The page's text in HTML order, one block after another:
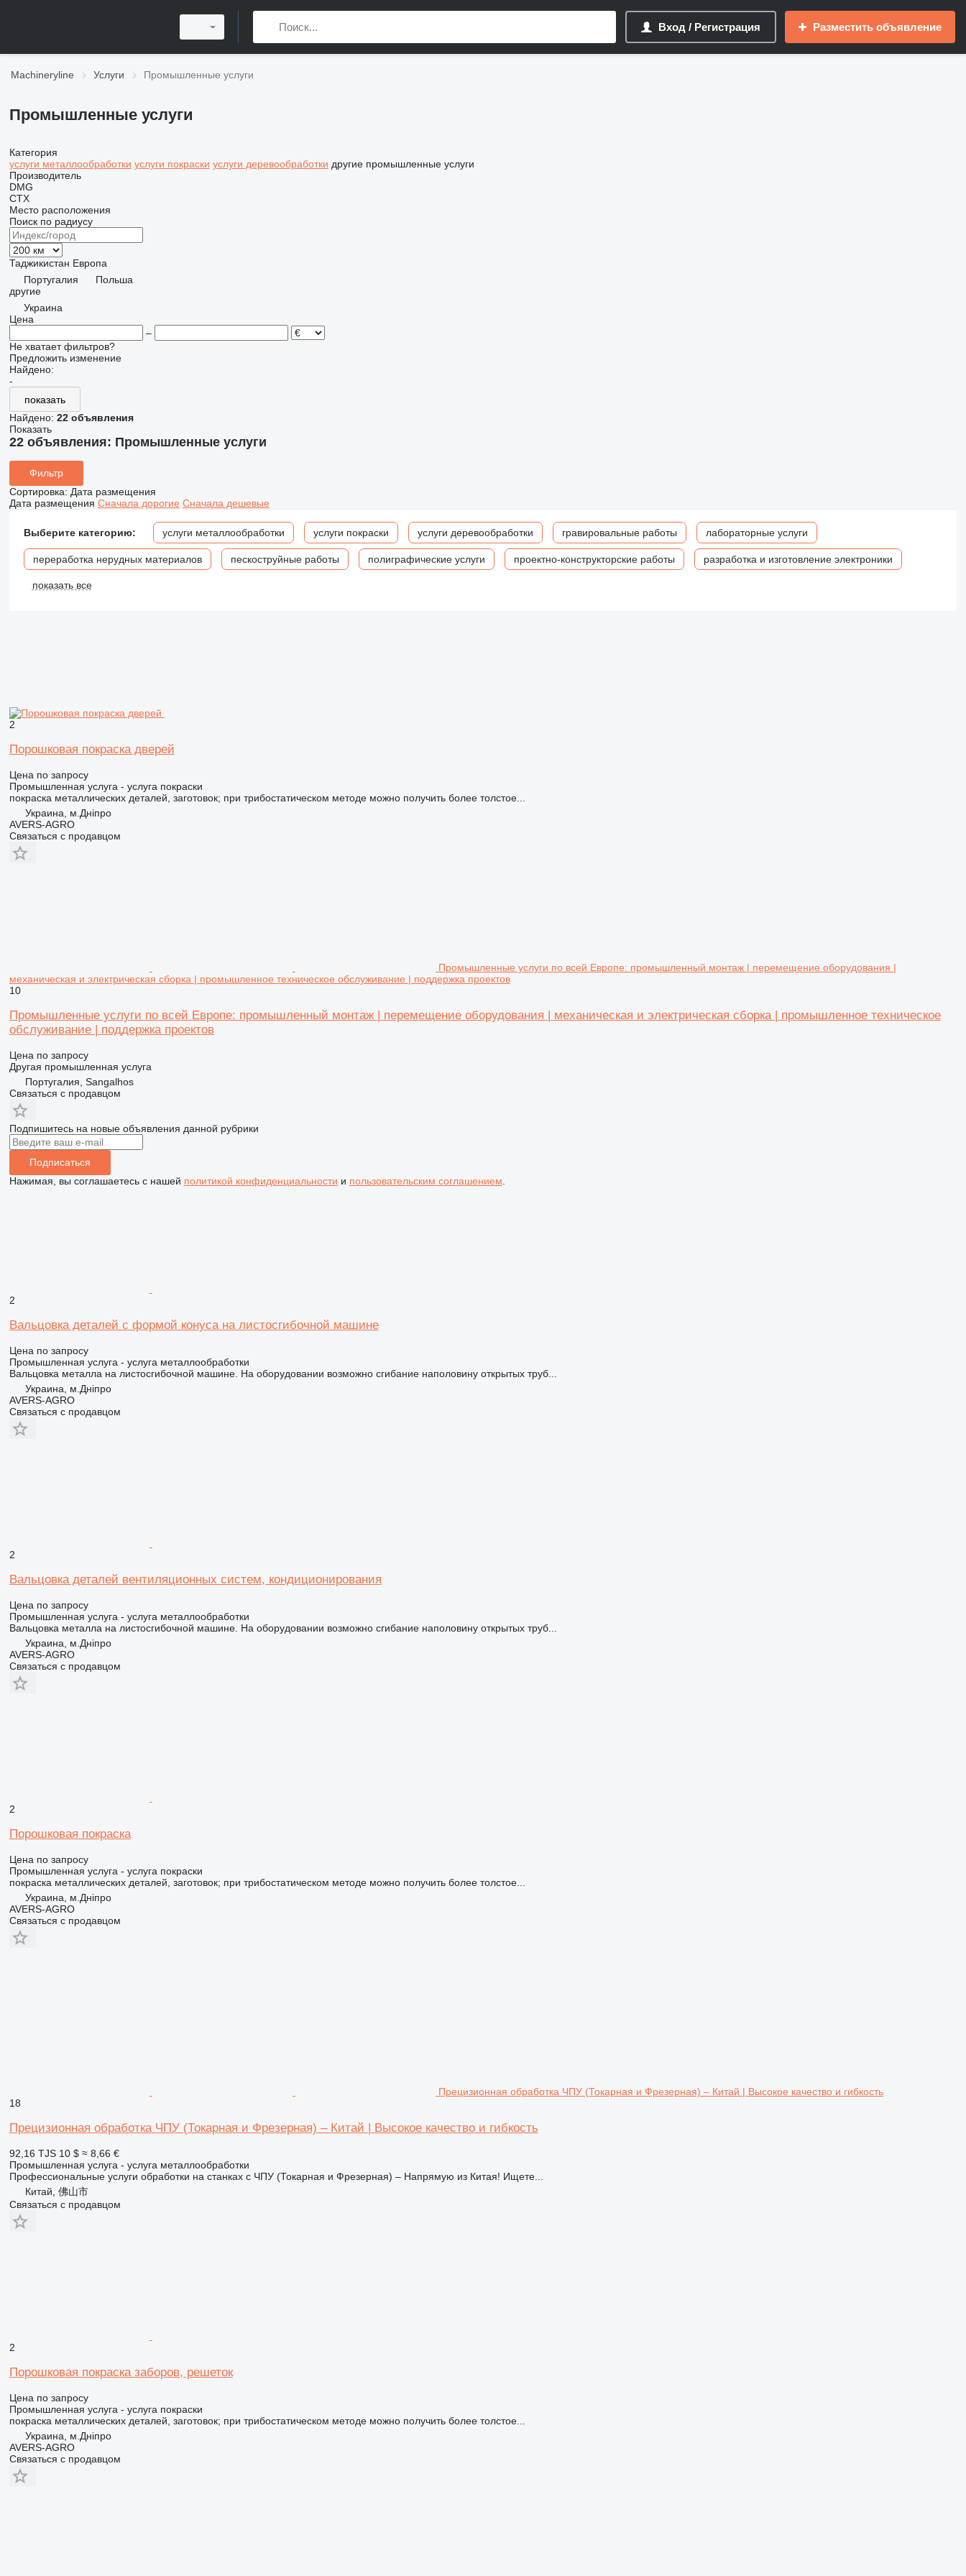
Вход / Регистрация Разместить объявление
Machineryline Услуги Промышленные услуги
Промышленные услуги
Категория
услуги металлообработки услуги покраски услуги деревообработки другие промышленные услуги
Производитель
DMG
CTX
Место расположения
Поиск по радиусу
Таджикистан Европа
Португалия
Польша
другие
Украина
Цена
–
Не хватает фильтров?
Предложить изменение
Найдено:
-
показать
Найдено: 22 объявления
Показать
22 объявления: Промышленные услуги
Фильтр
Сортировка: Дата размещения
Дата размещения Сначала дорогие Сначала дешевые
Выберите категорию: услуги металлообработки услуги покраски услуги деревообработки гравировальные работы лабораторные услуги
переработка нерудных материалов пескоструйные работы полиграфические услуги проектно-конструкторские работы разработка и изготовление электроники
показать все
2
Порошковая покраска дверей
Цена по запросу
Промышленная услуга - услуга покраски
покраска металлических деталей, заготовок; при трибостатическом методе можно получить более толстое...
Украина, м.Дніпро
AVERS-AGRO
Связаться с продавцом
Промышленные услуги по всей Европе: промышленный монтаж | перемещение оборудования |
механическая и электрическая сборка | промышленное техническое обслуживание | поддержка проектов
10
Промышленные услуги по всей Европе: промышленный монтаж | перемещение оборудования | механическая и электрическая сборка | промышленное техническое
обслуживание | поддержка проектов
Цена по запросу
Другая промышленная услуга
Португалия, Sangalhos
Связаться с продавцом
Подпишитесь на новые объявления данной рубрики
Подписаться
Нажимая, вы соглашаетесь с нашей политикой конфиденциальности и пользовательским соглашением
2
Вальцовка деталей с формой конуса на листосгибочной машине
Цена по запросу
Промышленная услуга - услуга металлообработки
Вальцовка металла на листосгибочной машине. На оборудовании возможно сгибание наполовину открытых труб...
Украина, м.Дніпро
AVERS-AGRO
Связаться с продавцом
2
Вальцовка деталей вентиляционных систем, кондиционирования
Цена по запросу
Промышленная услуга - услуга металлообработки
Вальцовка металла на листосгибочной машине. На оборудовании возможно сгибание наполовину открытых труб...
Украина, м.Дніпро
AVERS-AGRO
Связаться с продавцом
2
Порошковая покраска
Цена по запросу
Промышленная услуга - услуга покраски
покраска металлических деталей, заготовок; при трибостатическом методе можно получить более толстое...
Украина, м.Дніпро
AVERS-AGRO
Связаться с продавцом
Прецизионная обработка ЧПУ (Токарная и Фрезерная) – Китай | Высокое качество и гибкость
18
Прецизионная обработка ЧПУ (Токарная и Фрезерная) – Китай | Высокое качество и гибкость
92,16 TJS 10 $ ≈ 8,66 €
Промышленная услуга - услуга металлообработки
Профессиональные услуги обработки на станках с ЧПУ (Токарная и Фрезерная) – Напрямую из Китая! Ищете...
Китай, 佛山市
Связаться с продавцом
2
Порошковая покраска заборов, решеток
Цена по запросу
Промышленная услуга - услуга покраски
покраска металлических деталей, заготовок; при трибостатическом методе можно получить более толстое...
Украина, м.Дніпро
AVERS-AGRO
Связаться с продавцом